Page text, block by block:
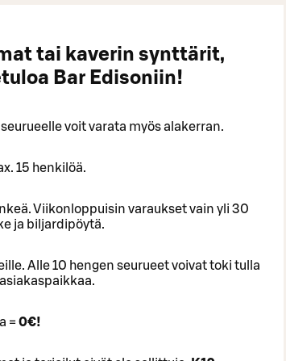
tai kaverin synttärit,
Bar Edisoniin!
voit varata myös alakerran.
15 henkilöä.
Viikonloppuisin varaukset vain yli 30
ja biljardipöytä.
Alle 10 hengen seurueet voivat toki tulla
=0€!